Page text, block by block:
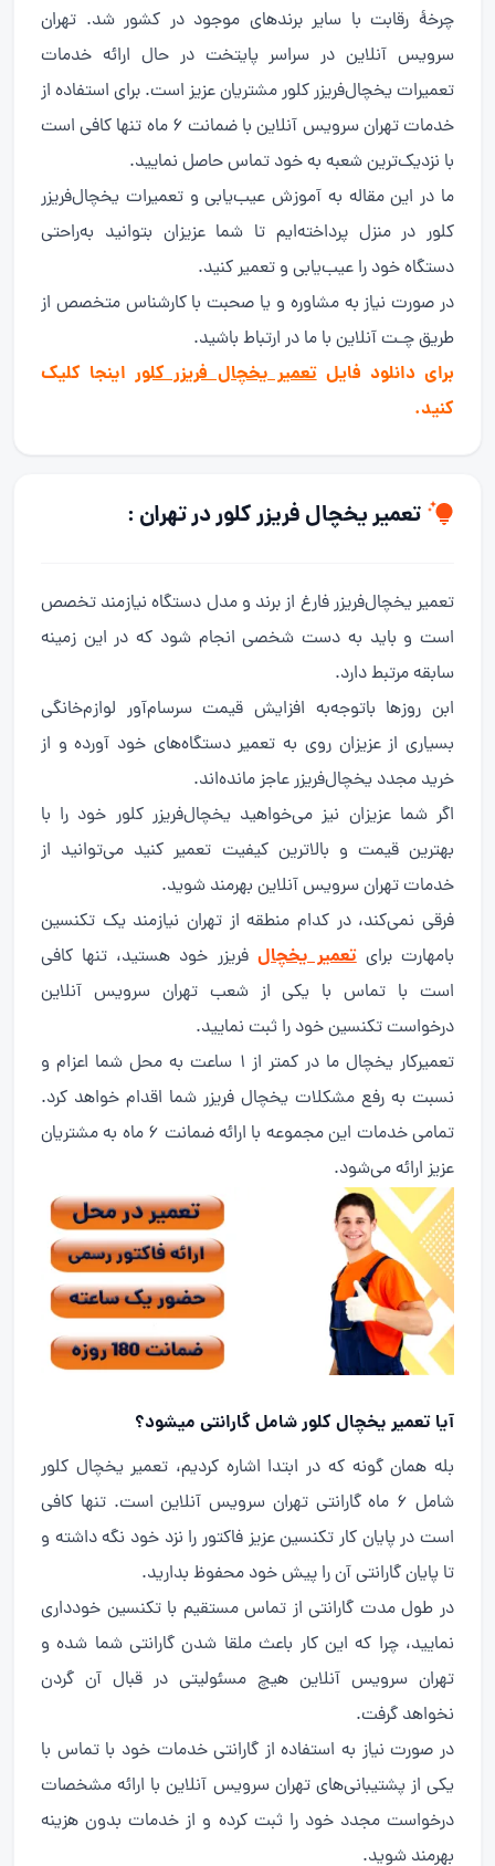
چرخهٔ رقابت با سایر برندهای موجود در کشور شد. تهران
سرویس آنلاین در سراسر پایتخت در حال ارائه خدمات
تعمیرات یخچال‌فریزر کلور مشتریان عزیز است. برای استفاده از
خدمات تهران سرویس آنلاین با ضمانت 6 ماه تنها کافی است
با نزدیک‌ترین شعبه به خود تماس حاصل نمایید.
ما در این مقاله به آموزش عیب‌یابی و تعمیرات یخچال‌فریزر
کلور در منزل پرداخته‌ایم تا شما عزیزان بتوانید به‌راحتی
دستگاه خود را عیب‌یابی و تعمیر کنید.
در صورت نیاز به مشاوره و یا صحبت با کارشناس متخصص از
طریق چـت آنلاین با ما در ارتباط باشید.
برای دانلود فایلتعمیر یخچال فریزر کلوراینجا کلیک
کنید.
تعمیر یخچال فریزر کلور در تهران :
تعمیر یخچال‌فریزر فارغ از برند و مدل دستگاه نیازمند تخصص
است و باید به دست شخصی انجام شود که در این زمینه
سابقه مرتبط دارد.
ابن روزها باتوجه‌به افزایش قیمت سرسام‌آور لوازم‌خانگی
بسیاری از عزیزان روی به تعمیر دستگاه‌های خود آورده و از
خرید مجدد یخچال‌فریزر عاجز مانده‌اند.
اگر شما عزیزان نیز می‌خواهید یخچال‌فریزر کلور خود را با
بهترین قیمت و بالاترین کیفیت تعمیر کنید می‌توانید از
خدمات تهران سرویس آنلاین بهرمند شوید.
فرقی نمی‌کند، در کدام منطقه از تهران نیازمند یک تکنسین
بامهارت برایتعمیر یخچال فریزر خود هستید، تنها کافی
است با تماس با یکی از شعب تهران سرویس آنلاین
درخواست تکنسین خود را ثبت نمایید.
تعمیرکار یخچال ما در کمتر از 1 ساعت به محل شما اعزام و
نسبت به رفع مشکلات یخچال فریزر شما اقدام خواهد کرد.
تمامی خدمات این مجموعه با ارائه ضمانت 6 ماه به مشتریان
عزیز ارائه می‌شود.
آیا تعمیر یخچال کلور شامل گارانتی میشود؟
بله همان گونه که در ابتدا اشاره کردیم، تعمیر یخچال کلور
شامل 6 ماه گارانتی تهران سرویس آنلاین است. تنها کافی
است در پایان کار تکنسین عزیز فاکتور را نزد خود نگه داشته و
تا پایان گارانتی آن را پیش خود محفوظ بدارید.
در طول مدت گارانتی از تماس مستقیم با تکنسین خودداری
نمایید، چرا که این کار باعث ملقا شدن گارانتی شما شده و
تهران سرویس آنلاین هیچ مسئولیتی در قبال آن گردن
نخواهد گرفت.
در صورت نیاز به استفاده از گارانتی خدمات خود با تماس با
یکی از پشتیبانی‌های تهران سرویس آنلاین با ارائه مشخصات
درخواست مجدد خود را ثبت کرده و از خدمات بدون هزینه
بهرمند شوید.